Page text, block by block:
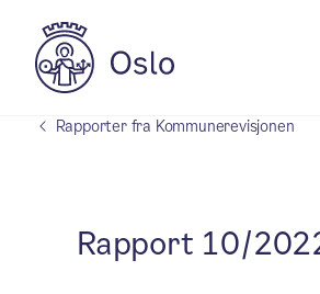
Rapporter fra Kommunerevisjonen
Rapport 10/